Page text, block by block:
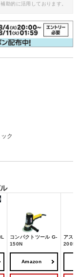
助的に活用しております。
ク
コンパクトツール G-
150N
アスト
Amazon